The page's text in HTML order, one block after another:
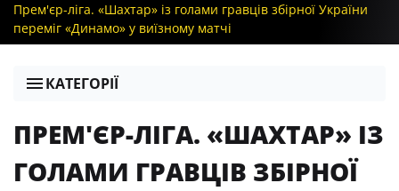
Прем'єр-ліга. «Шахтар» із голами гравців збірної України
переміг «Динамо» у виїзному матчі
КАТЕГОРІЇ
ПРЕМ'ЄР-ЛІГА. «ШАХТАР» ІЗ
ГОЛАМИ ГРАВЦІВ ЗБІРНОЇ